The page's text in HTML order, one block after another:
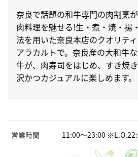
奈良で話題の和牛専門の肉割烹
肉料理を魅せる!生・煮・焼・揚
法を用いた奈良本店のクオリテ
アラカルトで。奈良産の大和牛
牛が、肉寿司をはじめ、すき焼
沢かつカジュアルに楽しめます。
営業時間 11:00～23:00